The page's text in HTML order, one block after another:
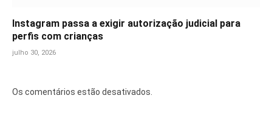
Instagram passa a exigir autorização judicial para
perfis com crianças
julho 30, 2026
Os comentários estão desativados.